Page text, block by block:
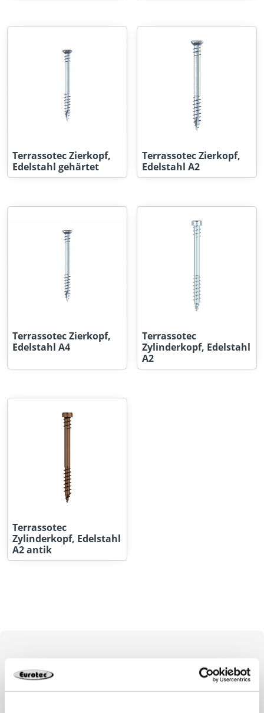
Terrassotec Zierkopf,
Edelstahl gehärtet
Terrassotec Zierkopf,
Edelstahl A2
Terrassotec Zierkopf,
Edelstahl A4
Terrassotec
Zylinderkopf, Edelstahl
A2
Terrassotec
Zylinderkopf, Edelstahl
A2 antik
Die Terrassenschraube zur
sichtbaren